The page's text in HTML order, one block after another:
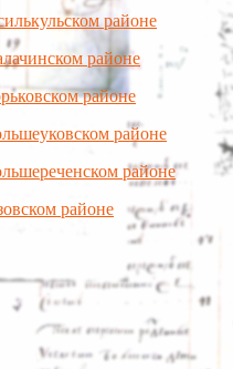
районе
районе
районе
районе
районе
районе